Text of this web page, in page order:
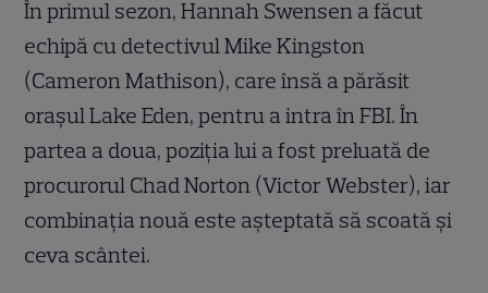
În primul sezon, Hannah Swensen a făcut
echipă cu detectivul Mike Kingston
(Cameron Mathison), care însă a părăsit
orașul Lake Eden, pentru a intra în FBI. În
partea a doua, poziția lui a fost preluată de
procurorul Chad Norton (Victor Webster), iar
combinația nouă este așteptată să scoată și
ceva scântei.